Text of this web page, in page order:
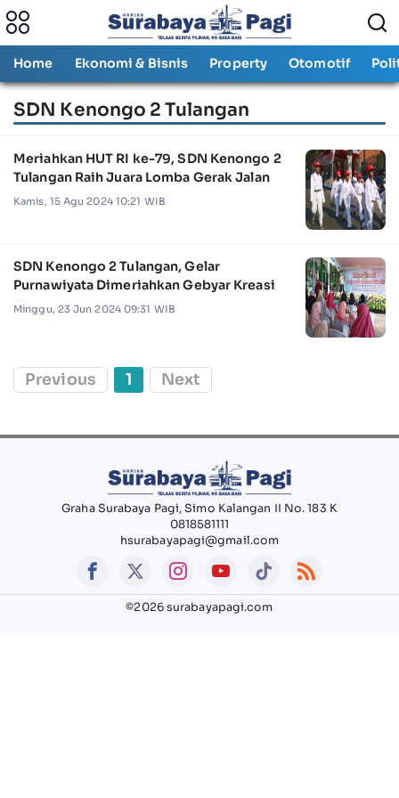
Home Ekonomi & Bisnis Property Otomotif
SDN Kenongo 2 Tulangan
Meriahkan HUT RI ke-79, SDN Kenongo 2
Tulangan Raih Juara Lomba Gerak Jalan
Kamis, 15 Agu 2024 10:21 WIB
SDN Kenongo 2 Tulangan, Gelar
Purnawiyata Dimeriahkan Gebyar Kreasi
Minggu, 23 Jun 2024 09:31 WIB
Previous 1 Next
Graha Surabaya Pagi, Simo Kalangan II No. 183 K
0818581111
hsurabayapagi@gmail.com
©2026 surabayapagi.com